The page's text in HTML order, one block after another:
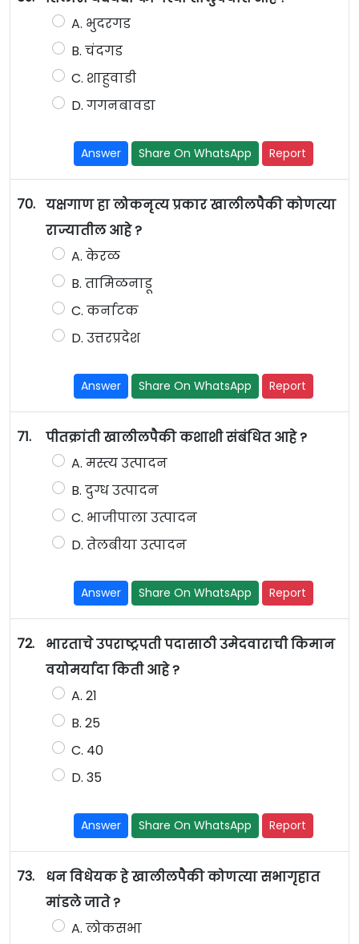
A. भुदरगड
B. चंदगड
C. शाहुवाडी
D. गगनबावडा
Answer Share On WhatsApp Report
70. यक्षगाण हा लोकनृत्य प्रकार खालीलपैकी कोणत्या
राज्यातील आहे ?
A. केरळ
B. तामिळनाडू
C. कर्नाटक
D. उत्तरप्रदेश
Answer Share On WhatsApp Report
71.
पीतक्रांती खालीलपैकी कशाशी संबंधित आहे ?
A. मस्त्य उत्पादन
B. दुग्ध उत्पादन
C. भाजीपाला उत्पादन
D. तेलबीया उत्पादन
Answer Share On WhatsApp Report
72.
भारताचे उपराष्ट्रपती पदासाठी उमेदवाराची किमान
वयोमर्यादा किती आहे ?
A. 21
B. 25
C. 40
D. 35
Answer Share On WhatsApp Report
73.
धन विधेयक हे खालीलपैकी कोणत्या सभागृहात
मांडले जाते ?
A. लोकसभा